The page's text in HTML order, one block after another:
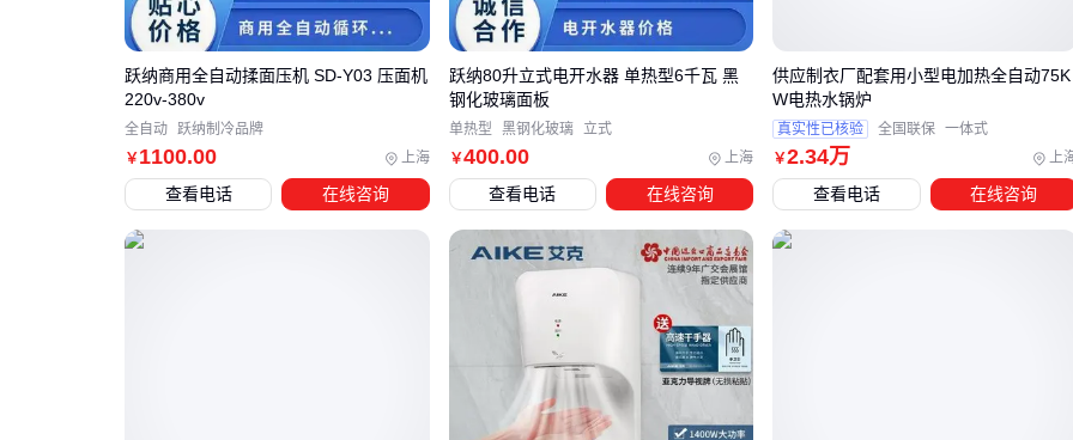
关注低温环境下的启动性能。部分机型在电压波动时会出现加
热不均问题，这在老厂房中尤为常见。
选购时不能仅比较价格，需要综合评估：
连续工作时长是否符合需求
防护等级是否匹配安装环境
控制精度是否满足工艺要求
三、如何根据使用场景选择立式电热水锅炉？
立式电热水锅炉的选型首先要明确使用场景和需求。不同场景
对功率、加热方式和控制功能的要求差异明显：
家庭采暖或热水需求更适合小型化、静音设计的
￥ 1100.00 上海
跃纳商用全自动揉面压机 SD-Y03 压面机
220v-380v
全自动 跃纳制冷品牌
查看电话 在线咨询
￥400.00 上海
跃纳80升立式电开水器 单热型6千瓦 黑
钢化玻璃面板
单热型 黑钢化玻璃 立式
查看电话 在线咨询
￥2.34万 上
供应制衣厂配套用小型电加热全自动75K
W电热水锅炉
真实性已核验 全国联保 一体式
查看电话 在线咨询